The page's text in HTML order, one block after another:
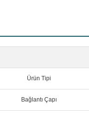
Ürün Tipi
Bağlantı Çapı